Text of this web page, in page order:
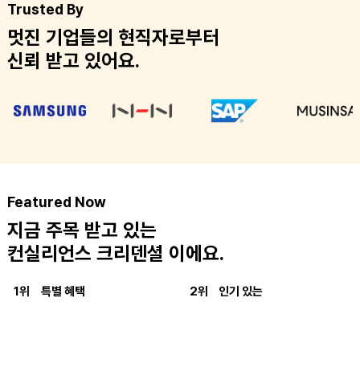
Trusted By
멋진 기업들의 현직자로부터
신뢰 받고 있어요.
Featured Now
지금 주목 받고 있는
컨실리언스 크리덴셜 이에요.
1위 특별 혜택 2위 인기 있는